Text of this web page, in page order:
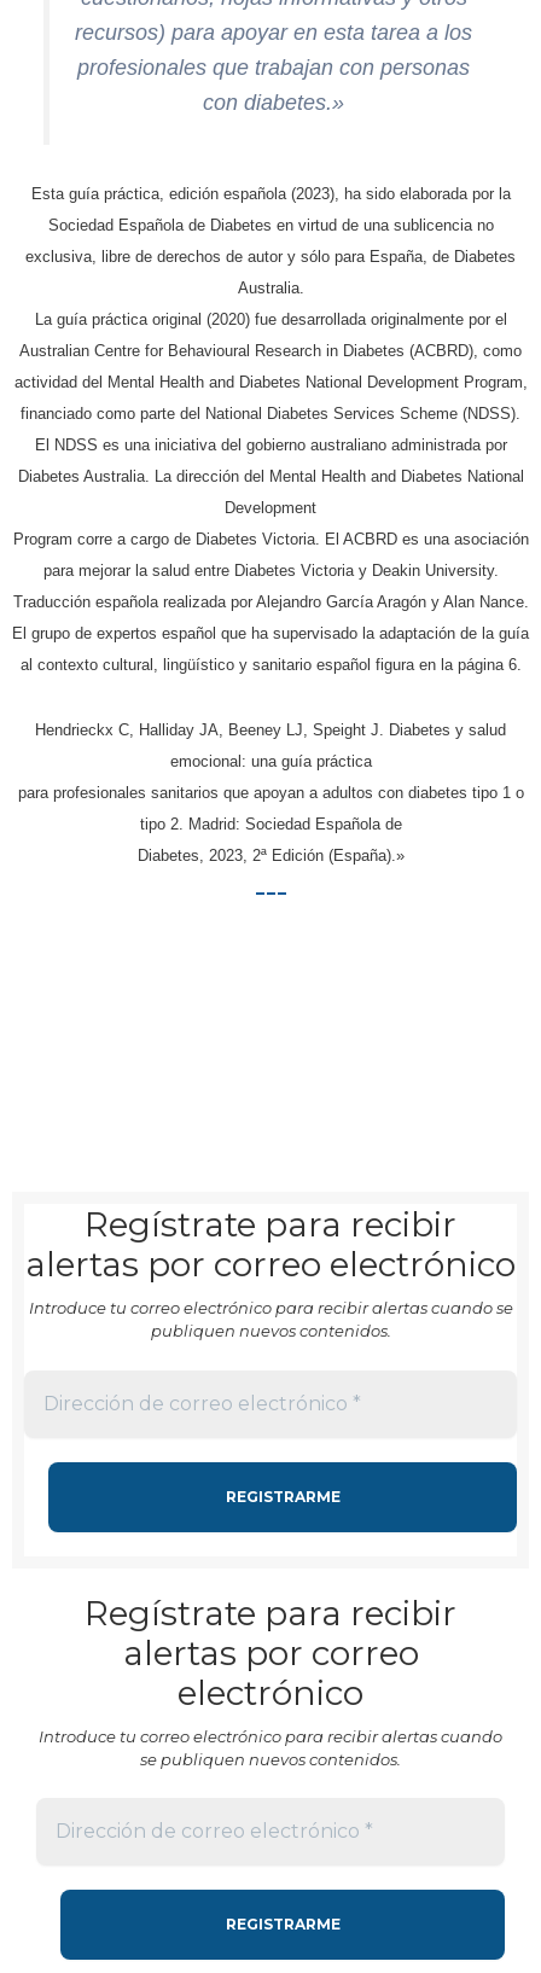
recursos) para apoyar en esta tarea a los
profesionales que trabajan con personas
con diabetes.»
Esta guía práctica, edición española (2023), ha sido elaborada por la
Sociedad Española de Diabetes en virtud de una sublicencia no
exclusiva, libre de derechos de autor y sólo para España, de Diabetes
Australia.
La guía práctica original (2020) fue desarrollada originalmente por el
Australian Centre for Behavioural Research in Diabetes (ACBRD), como
actividad del Mental Health and Diabetes National Development Program,
financiado como parte del National Diabetes Services Scheme (NDSS).
El NDSS es una iniciativa del gobierno australiano administrada por
Diabetes Australia. La dirección del Mental Health and Diabetes National
Development
Program corre a cargo de Diabetes Victoria. El ACBRD es una asociación
para mejorar la salud entre Diabetes Victoria y Deakin University.
Traducción española realizada por Alejandro García Aragón y Alan Nance.
El grupo de expertos español que ha supervisado la adaptación de la guía
al contexto cultural, lingüístico y sanitario español figura en la página 6.
Hendrieckx C, Halliday JA, Beeney LJ, Speight J. Diabetes y salud
emocional: una guía práctica
para profesionales sanitarios que apoyan a adultos con diabetes tipo 1 o
tipo 2. Madrid: Sociedad Española de
Diabetes, 2023, 2ª Edición (España).»
Regístrate para recibir
alertas por correo electrónico
Introduce tu correo electrónico para recibir alertas cuando se
publiquen nuevos contenidos.
Regístrate para recibir
alertas por correo
electrónico
Introduce tu correo electrónico para recibir alertas cuando
se publiquen nuevos contenidos.